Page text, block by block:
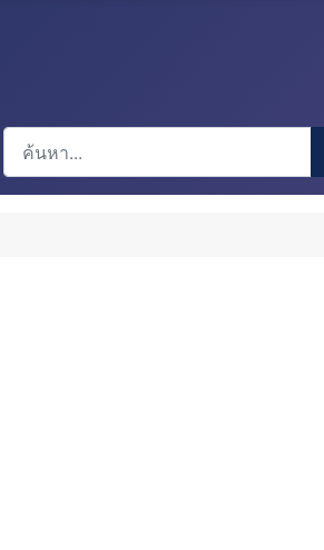
การค้นหา
Type 2 or more characters for results.